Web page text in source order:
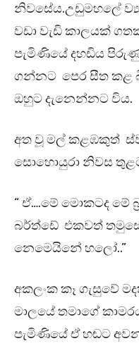
නිවසේය.උඩුමහලේ
වඩා වැඩි කාලයක්
පැමිණියේ දහඩිය
ගන්නට පෙර සීත කළ
ඔහුට දැනෙන්නට විය.
අත වූ මල් කළඹකුත්
සොහොයුරා නිවස
“ ඒ….මේ මොකටද මේ
බර්ත්ඩේ එකවත්
නෙමෙයිනේ හලෝ..”
අකලංක කෑ ගැසුවේ
මාලයේ තමාගේ
පැමිණියේ ඒ හඬට